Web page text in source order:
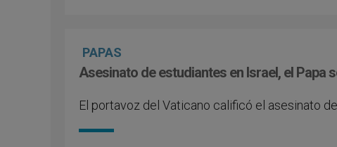
PAPAS
Asesinato de estudiantes en Israel, el Papa
El portavoz del Vaticano calificó el asesinato